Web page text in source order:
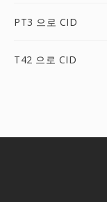
PT3 으로 CID
T42 으로 CID